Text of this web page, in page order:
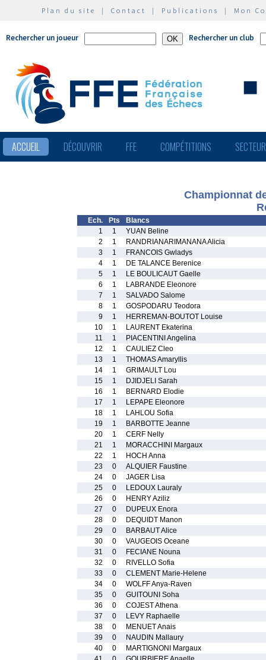
Plan du site | Contact | Publications | Mon
Rechercher un joueur Rechercher un club
ACCUEIL DÉCOUVRIR FFE COMPÉTITIONS
Championnat
Ech. Pts
Blancs
1
1
YUAN Beline
2
1
RANDRIANARIMANANA Alicia
3
1
FRANCOIS Gwladys
4
1
DE TALANCE Berenice
5
1
LE BOULICAUT Gaelle
6
1
LABRANDE Eleonore
7
1
SALVADO Salome
8
1
GOSPODARU Teodora
9
1
HERREMAN-BOUTOT Louise
10
1
LAURENT Ekaterina
11
1
PIACENTINI Angelina
12
1
CAULIEZ Cleo
13
1
THOMAS Amaryllis
14
1
GRIMAULT Lou
15
1
DJIDJELI Sarah
16
1
BERNARD Elodie
17
1
LEPAPE Eleonore
18
1
LAHLOU Sofia
19
1
BARBOTTE Jeanne
20
1
CERF Nelly
21
1
MORACCHINI Margaux
22
1
HOCH Anna
23
0
ALQUIER Faustine
24
0
JAGER Lisa
25
0
LEDOUX Lauraly
26
0
HENRY Aziliz
27
0
DUPEUX Enora
28
0
DEQUIDT Manon
29
0
BARBAUT Alice
30
0
VAUGEOIS Oceane
31
0
FECIANE Nouna
32
0
RIVELLO Sofia
33
0
CLEMENT Marie-Helene
34
0
WOLFF Anya-Raven
35
0
GUITOUNI Soha
36
0
COJEST Athena
37
0
LEVY Raphaelle
38
0
MENUET Anais
39
0
NAUDIN Mallaury
40
0
MARTIGNONI Margaux